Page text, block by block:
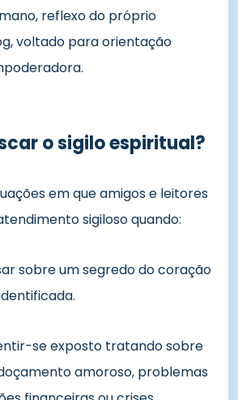
reflexo do próprio
voltado para orientação
o sigilo espiritual?
em que amigos e leitores
sigiloso quando:
sobre um segredo do coração
se exposto tratando sobre
amoroso, problemas